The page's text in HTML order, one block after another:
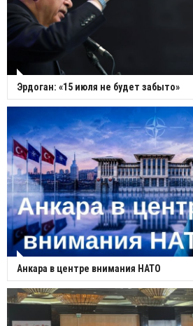
Эрдоган: «15 июля не будет забыто»
Анкара в центре внимания НАТО